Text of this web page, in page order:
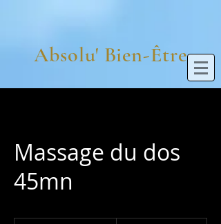
Absolu' Bien-Être
Massage du dos
45mn